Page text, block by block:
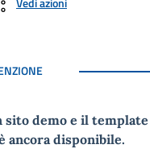
sito demo e il
ancora disponibile.